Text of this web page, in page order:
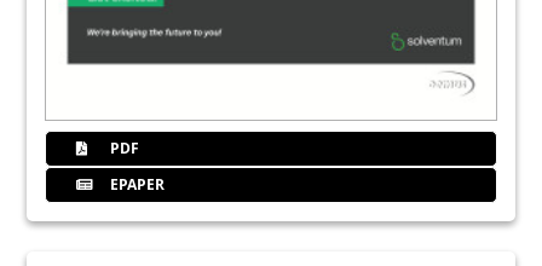
PDF
EPAPER